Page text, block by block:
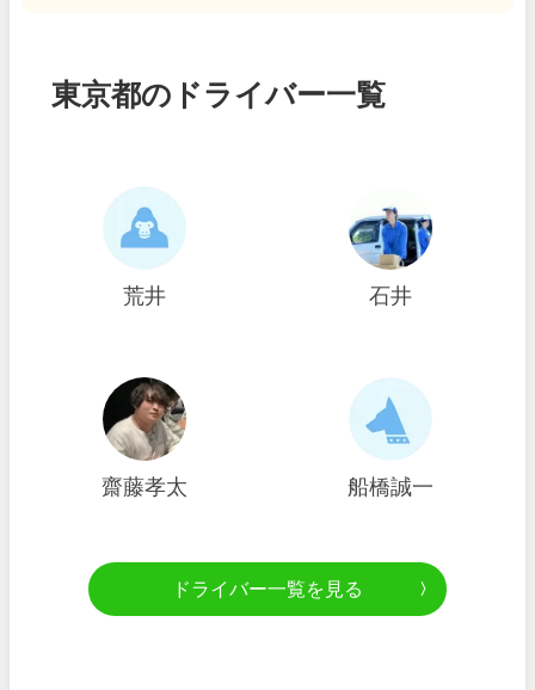
東京都のドライバー一覧
荒井 石井
齋藤孝太 船橋誠一
ドライバー一覧を見る